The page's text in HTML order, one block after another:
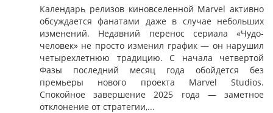
Календарь релизов киновселенной Marvel активно
обсуждается фанатами даже в случае небольших
изменений. Недавний перенос сериала «Чудо-
человек» не просто изменил график — он нарушил
четырехлетнюю традицию. С начала четвертой
Фазы последний месяц года обойдется без
премьеры нового проекта Marvel Studios.
Спокойное завершение 2025 года — заметное
отклонение от стратегии,...